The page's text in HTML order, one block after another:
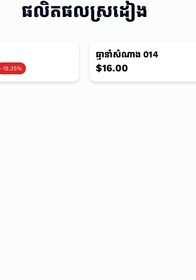
ផលិតផលស្រដៀង
-19.35%
ឆ្មានាំសំណាង 014
$16.00